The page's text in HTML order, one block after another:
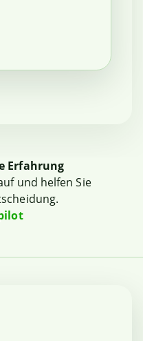
Erfahrung
und helfen Sie